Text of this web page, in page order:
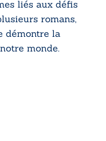
liés aux défis
romans,
démontre la
monde.